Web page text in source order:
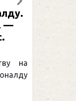
2025). —
НХЛ,
Следующий